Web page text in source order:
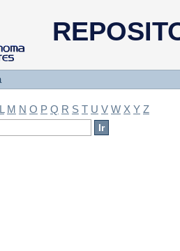
L M N O P Q R S T U V W X Y Z